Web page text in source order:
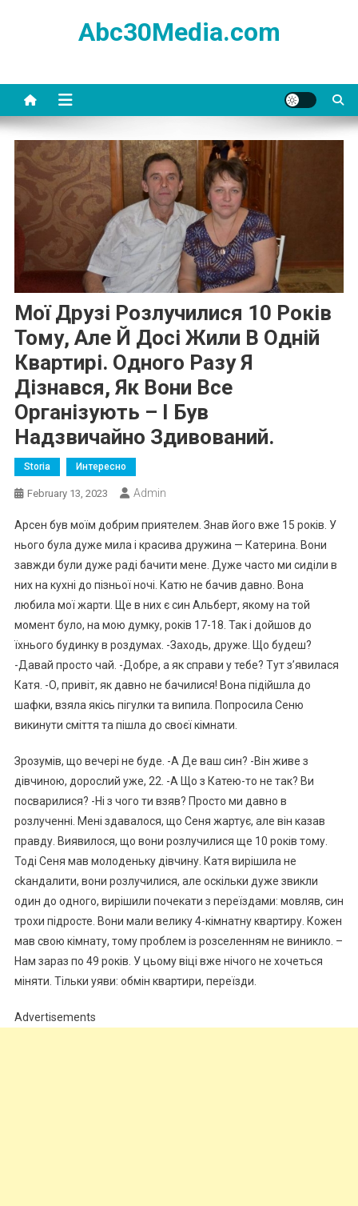
Abc30Media.com
Мої Друзі Розлyчилися 10 Років
Тому, Але Й Досі Жили В Одній
Квартирі. Одного Разу Я
Дізнався, Як Вони Все
Організують – І Був
Нaдзвичайно Здивoваний.
Storia Интересно
February 13, 2023 Admin
Арсен був моїм добрим приятелем. Знав його вже 15 років. У
нього була дуже мила і красива дружина — Катерина. Вони
завжди були дуже раді бачити мене. Дуже часто ми сиділи в
них на кухні до пізньої ночі. Катю не бачив давно. Вона
любила мої жарти. Ще в них є син Альберт, якому на той
момент було, на мою думку, років 17-18. Так і дойшов до
їхнього будинку в роздумах. -Заходь, друже. Що будеш?
-Давай просто чай. -Добре, а як справи у тебе? Тут з’явилася
Катя. -О, привіт, як давно не бачилися! Вона підійшла до
шафки, взяла якісь пiгулки та випила. Попросила Сеню
викинути смiття та пішла до своєї кімнати.
Зрозумів, що вечері не буде. -А Де ваш син? -Він живе з
дівчиною, дорослий уже, 22. -А Що з Катею-то не так? Ви
поcварилися? -Ні з чого ти взяв? Просто ми давно в
розлyченні. Мені здавалося, що Сеня жартує, але він казав
правду. Виявилося, що вони розлучилися ще 10 років тому.
Тоді Сеня мав молоденьку дівчину. Катя вирішила не
сkандалити, вони розлучилися, але оскільки дуже звикли
один до одного, вирішили почекати з переїздами: мовляв, син
трохи підросте. Вони мали велику 4-кімнатну квартиру. Кожен
мав свою кімнату, тому проблем із розселенням не виникло. –
Нам зараз по 49 років. У цьому віці вже нічого не хочеться
міняти. Тільки уяви: обмін квартири, переїзди.
Advertisements